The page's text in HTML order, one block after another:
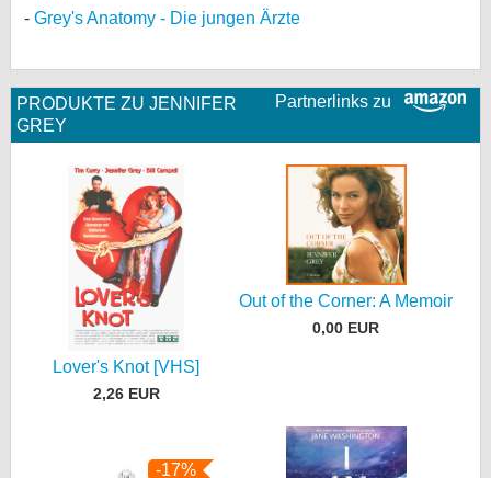
Grey's Anatomy - Die jungen Ärzte
Partnerlinks zu
PRODUKTE ZU JENNIFER
GREY
Lover's Knot [VHS]
2,26 EUR
Out of the Corner: A Memoir
0,00 EUR
-17%